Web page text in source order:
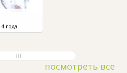
4 года
посмотреть все